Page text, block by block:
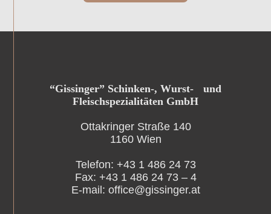
“Gissinger” Schinken-, Wurst- und
Fleischspezialitäten GmbH
Ottakringer Straße 140
1160 Wien
Telefon: +43 1 486 24 73
Fax: +43 1 486 24 73 – 4
E-mail: office@gissinger.at